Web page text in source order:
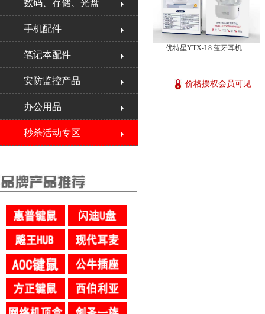
数码、存储、光盘
手机配件
笔记本配件
安防监控产品
办公用品
秒杀活动专区
优特星YTX-L8 蓝牙耳机
价格授权会员可见